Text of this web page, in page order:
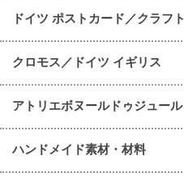
ドイツ ポストカード／クラフト
クロモス／ドイツ イギリス
アトリエボヌールドゥジュール
ハンドメイド素材・材料